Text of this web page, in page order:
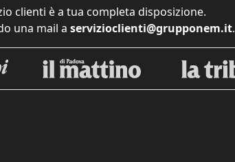
clienti è a tua completa disposizione.
una mail a servizioclienti@grupponem.it.